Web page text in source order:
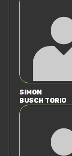
Simon
Busch Torio